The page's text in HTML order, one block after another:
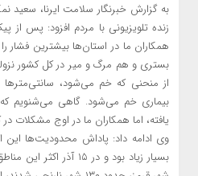
به گزارش خبرنگار سلامت ایرنا،
زنده تلویزیونی با مردم افزود: پس از
همکاران ما در استان‌ها بیشترین فشار
بستری و هم مرگ و میر در کل کشور
از منحنی که خم می‌شود،
بیماری خم می‌شود. گاهی می‌شنویم
یافته، اما همکاران ما در اوج مشکلات
وی ادامه داد: پاداش محدودیت‌ها این